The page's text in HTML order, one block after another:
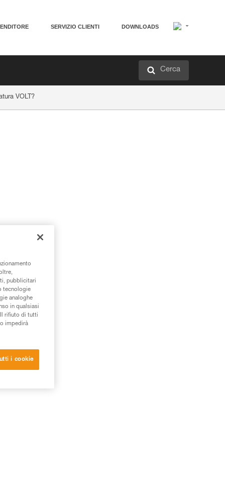
SERVIZIO CLIENTI DOWNLOADS
Cerca
VOLT?
pubblicitari
tecnologie
analoghe
in qualsiasi
rifiuto di tutti
impedirà
i cookie